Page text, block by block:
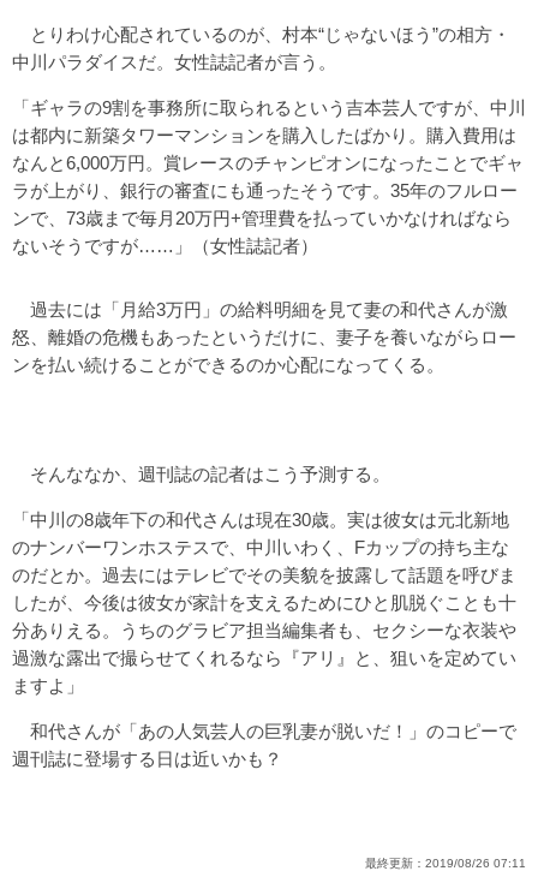
とりわけ心配されているのが、村本“じゃないほう”の相方・
中川パラダイスだ。女性誌記者が言う。
「ギャラの9割を事務所に取られるという吉本芸人ですが、中川
は都内に新築タワーマンションを購入したばかり。購入費用は
なんと6,000万円。賞レースのチャンピオンになったことでギャ
ラが上がり、銀行の審査にも通ったそうです。35年のフルロー
ンで、73歳まで毎月20万円+管理費を払っていかなければなら
ないそうですが……」（女性誌記者）
過去には「月給3万円」の給料明細を見て妻の和代さんが激
怒、離婚の危機もあったというだけに、妻子を養いながらロー
ンを払い続けることができるのか心配になってくる。
そんななか、週刊誌の記者はこう予測する。
「中川の8歳年下の和代さんは現在30歳。実は彼女は元北新地
のナンバーワンホステスで、中川いわく、Fカップの持ち主な
のだとか。過去にはテレビでその美貌を披露して話題を呼びま
したが、今後は彼女が家計を支えるためにひと肌脱ぐことも十
分ありえる。うちのグラビア担当編集者も、セクシーな衣装や
過激な露出で撮らせてくれるなら『アリ』と、狙いを定めてい
ますよ」
和代さんが「あの人気芸人の巨乳妻が脱いだ！」のコピーで
週刊誌に登場する日は近いかも？
最終更新： 2019/08/26 07:11